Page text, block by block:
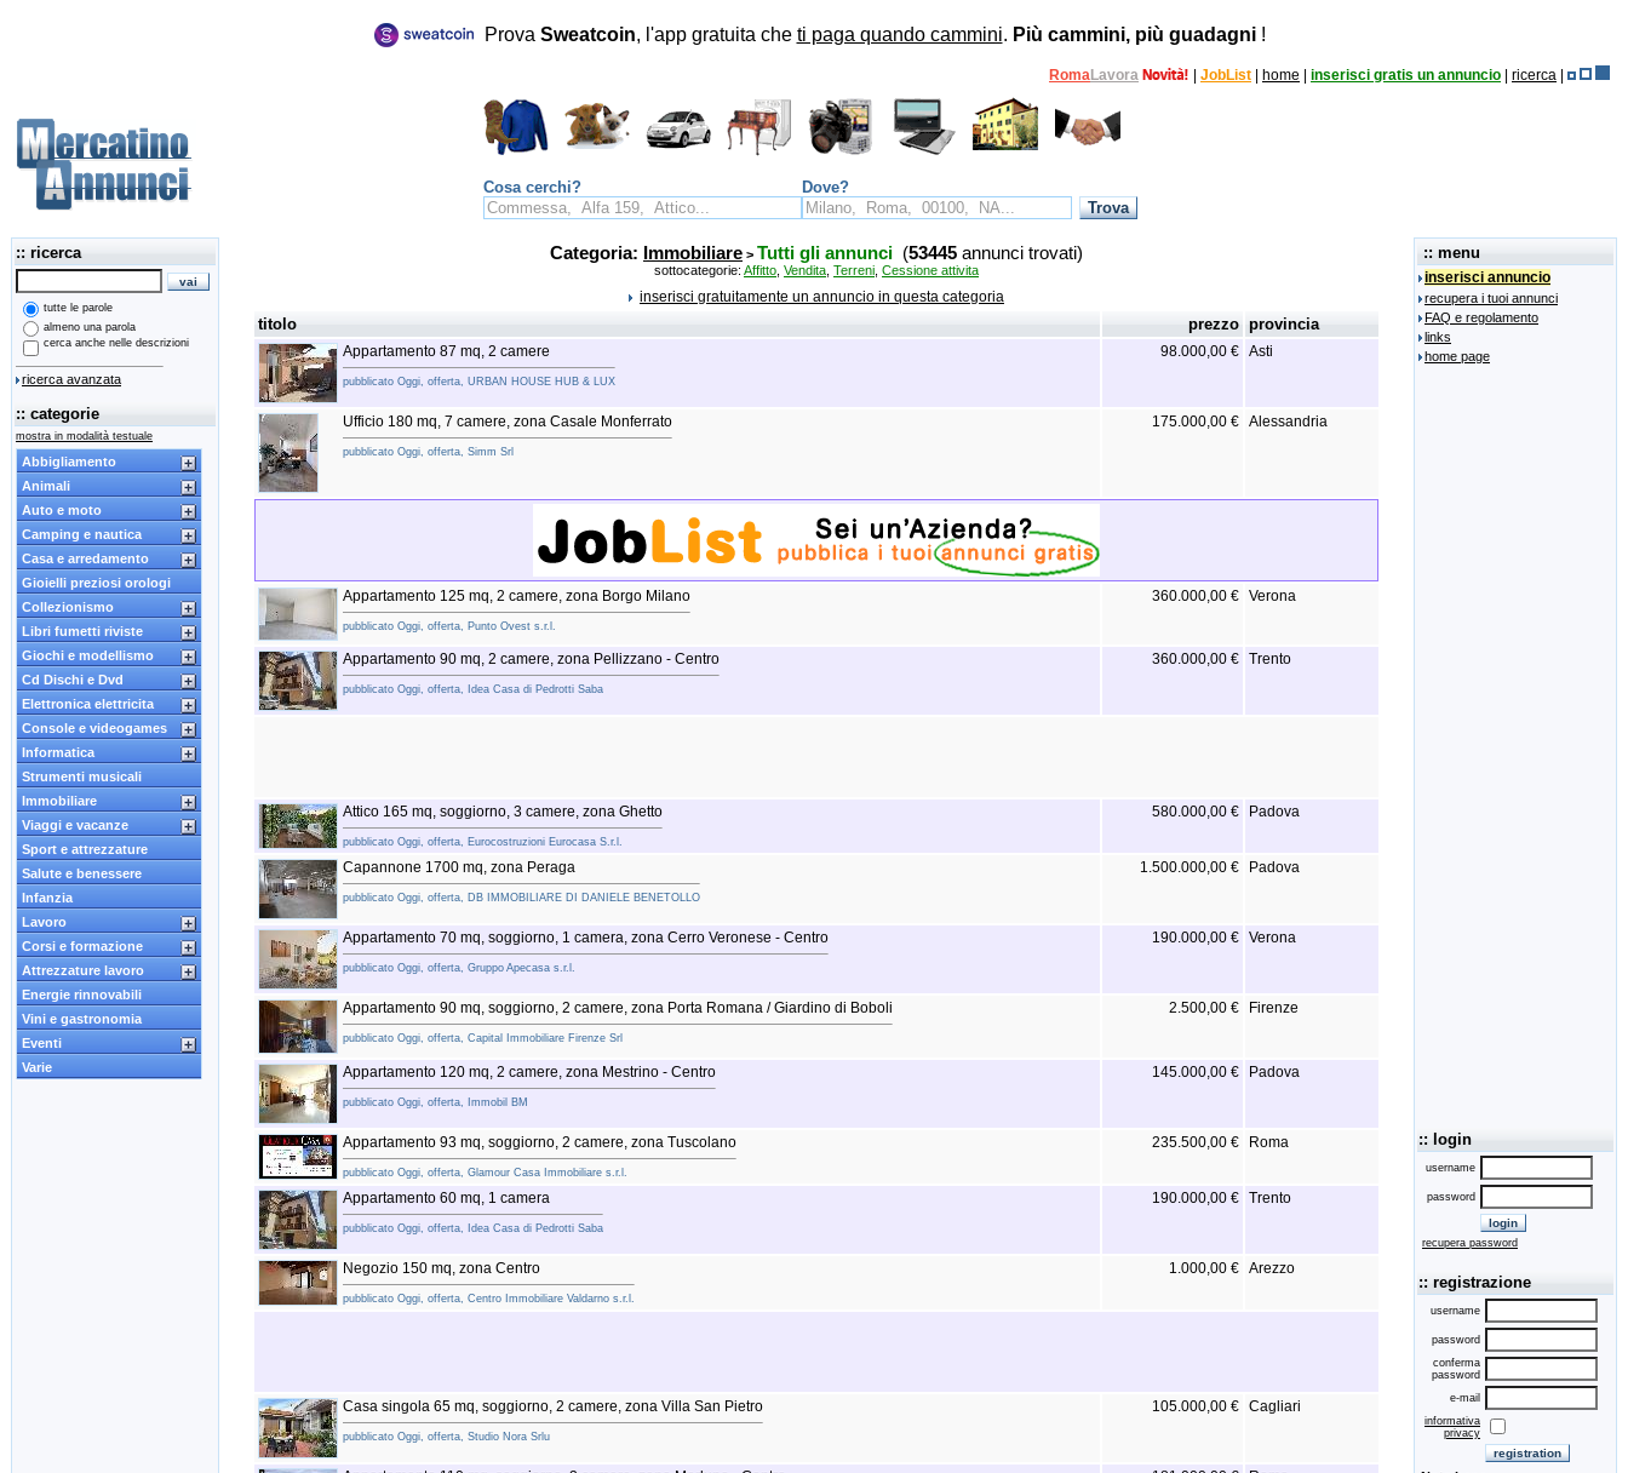
Prova Sweatcoin, l'app gratuita che ti paga quando cammini. Più cammini, più guadagni!
RomaLavora JobList home inserisci gratis un annuncio ricerca
Cosa cerchi? Dove?
:: ricerca
tutte le parole
almeno una parola
cerca anche nelle descrizioni
ricerca avanzata
:: categorie
mostra in modalità testuale
Abbigliamento
Animali
Auto e moto
Camping e nautica
Casa e arredamento
Gioielli preziosi orologi
Collezionismo
Libri fumetti riviste
Giochi e modellismo
Cd Dischi e Dvd
Elettronica elettricita
Console e videogames
Informatica
Strumenti musicali
Immobiliare
Viaggi e vacanze
Sport e attrezzature
Salute e benessere
Infanzia
Lavoro
Corsi e formazione
Attrezzature lavoro
Energie rinnovabili
Vini e gastronomia
Eventi
Varie
Categoria: Immobiliare > Tutti gli annunci (53445 annunci trovati)
sottocategorie: Affitto Vendita Terreni Cessione attivita
inserisci gratuitamente un annuncio in questa categoria
titolo prezzo provincia
Appartamento 87 mq, 2 camere
pubblicato Oggi, offerta, URBAN HOUSE HUB & LUX
98.000,00 € Asti
Ufficio 180 mq, 7 camere, zona Casale Monferrato
pubblicato Oggi, offerta, Simm Srl
175.000,00 € Alessandria
Appartamento 125 mq, 2 camere, zona Borgo Milano
pubblicato Oggi, offerta, Punto Ovest s.r.l.
360.000,00 € Verona
Appartamento 90 mq, 2 camere, zona Pellizzano - Centro
pubblicato Oggi, offerta, Idea Casa di Pedrotti Saba
360.000,00 € Trento
Attico 165 mq, soggiorno, 3 camere, zona Ghetto
pubblicato Oggi, offerta, Eurocostruzioni Eurocasa S.r.l.
580.000,00 € Padova
Capannone 1700 mq, zona Peraga
pubblicato Oggi, offerta, DB IMMOBILIARE DI DANIELE BENETOLLO
1.500.000,00 € Padova
Appartamento 70 mq, soggiorno, 1 camera, zona Cerro Veronese - Centro
pubblicato Oggi, offerta, Gruppo Apecasa s.r.l.
190.000,00 € Verona
Appartamento 90 mq, soggiorno, 2 camere, zona Porta Romana / Giardino di Boboli
pubblicato Oggi, offerta, Capital Immobiliare Firenze Srl
2.500,00 € Firenze
Appartamento 120 mq, 2 camere, zona Mestrino - Centro
pubblicato Oggi, offerta, Immobil BM
145.000,00 € Padova
Appartamento 93 mq, soggiorno, 2 camere, zona Tuscolano
pubblicato Oggi, offerta, Glamour Casa Immobiliare s.r.l.
235.500,00 € Roma
Appartamento 60 mq, 1 camera
pubblicato Oggi, offerta, Idea Casa di Pedrotti Saba
190.000,00 € Trento
Negozio 150 mq, zona Centro
pubblicato Oggi, offerta, Centro Immobiliare Valdarno s.r.l.
1.000,00 € Arezzo
Casa singola 65 mq, soggiorno, 2 camere, zona Villa San Pietro
pubblicato Oggi, offerta, Studio Nora Srlu
105.000,00 € Cagliari
:: menu
inserisci annuncio
recupera i tuoi annunci
FAQ e regolamento
links
home page
:: login
username
password
recupera password
:: registrazione
username
password
conferma
password
e-mail
informativa
privacy